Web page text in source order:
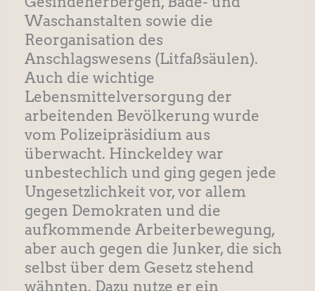
Waschanstalten sowie die
Reorganisation des
Anschlagswesens (Litfaßsäulen).
Auch die wichtige
Lebensmittelversorgung der
arbeitenden Bevölkerung wurde
vom Polizeipräsidium aus
überwacht. Hinckeldey war
unbestechlich und ging gegen jede
Ungesetzlichkeit vor, vor allem
gegen Demokraten und die
aufkommende Arbeiterbewegung,
aber auch gegen die Junker, die sich
selbst über dem Gesetz stehend
wähnten. Dazu nutze er ein